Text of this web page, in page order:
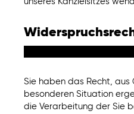
Sie haben das Recht, aus
besonderen Situation
die Verarbeitung der Sie